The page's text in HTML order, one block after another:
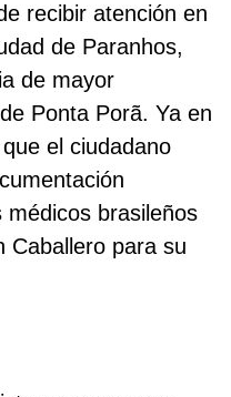
recibir atención en
de Paranhos,
de mayor
Ponta Porã. Ya en
el ciudadano
brasileños
Caballero para su